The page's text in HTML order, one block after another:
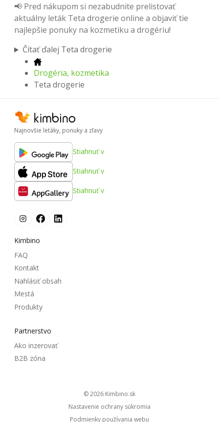
📢 Pred nákupom si nezabudnite prelistovať
aktuálny leták Teta drogerie online a objaviť tie
najlepšie ponuky na kozmetiku a drogériu!
Čítať ďalej Teta drogerie
Drogéria, kozmetika
Teta drogerie
Najnovšie letáky, ponuky a zľavy
Stiahnuť v
Stiahnuť v
Stiahnuť v
Kimbino
FAQ
Kontakt
Nahlásiť obsah
Mestá
Produkty
Partnerstvo
Ako inzerovať
B2B zóna
© 2026
kimbino.sk
Nastavenie ochrany súkromia
Podmienky používania webu